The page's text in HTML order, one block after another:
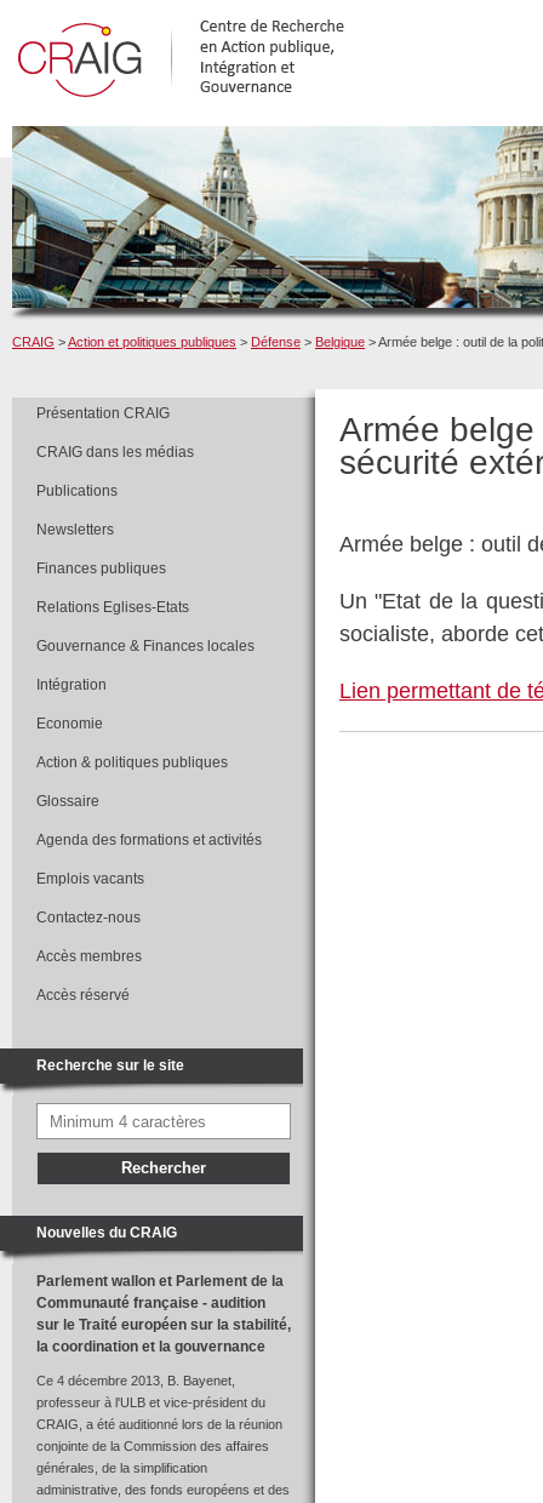
CRAIG >Action et politiques publiques > Défense > Belgique > Armée belge : outil de la
Présentation CRAIG
CRAIG dans les médias
Publications
Newsletters
Finances publiques
Relations Eglises-Etats
Gouvernance & Finances locales
Intégration
Economie
Action & politiques publiques
Glossaire
Agenda des formations et activités
Emplois vacants
Contactez-nous
Accès membres
Accès réservé
Recherche sur le site
Nouvelles du CRAIG
Parlement wallon et Parlement de la
Communauté française - audition
sur le Traité européen sur la stabilité,
la coordination et la gouvernance
Ce 4 décembre 2013, B. Bayenet,
professeur à l'ULB et vice-président du
CRAIG, a été auditionné lors de la réunion
conjointe de la Commission des affaires
générales, de la simplification
administrative, des fonds européens et des
Armée
sécurité
Armée belge : outil
Un "Etat de la
socialiste, aborde
Lien permettant de